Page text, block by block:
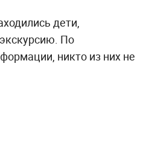
дети,
По
никто из них не